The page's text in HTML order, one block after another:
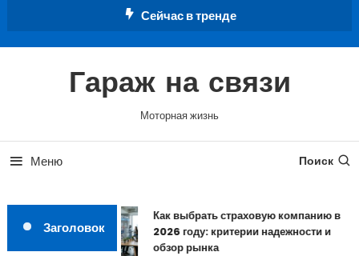
Сейчас в тренде
Гараж на связи
Моторная жизнь
Меню Поиск
Заголовок
Как выбрать страховую компанию в
2026 году: критерии надежности и
обзор рынка